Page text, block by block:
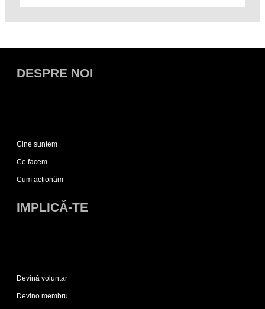
DESPRE NOI
Despre
noi
sub-
list
Cine suntem
Ce facem
Cum acționăm
IMPLICĂ-TE
Implică-
te
sub-
Devină voluntar
Devino membru